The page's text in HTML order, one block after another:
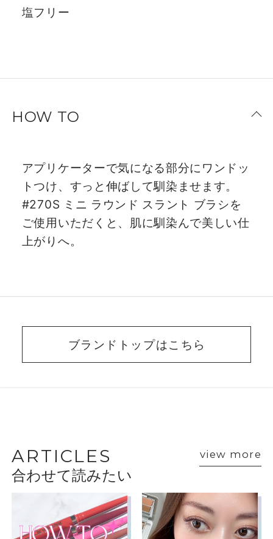
塩フリー
HOW TO
アプリケーターで気になる部分にワンドッ
トつけ、すっと伸ばして馴染ませます。
#270S ミニ ラウンド スラント ブラシを
ご使用いただくと、肌に馴染んで美しい仕
上がりへ。
ブランドトップはこちら
VOICE
ショップスタッフ・ブランド担当者のおすす
ARTICLES view more
合わせて読みたい